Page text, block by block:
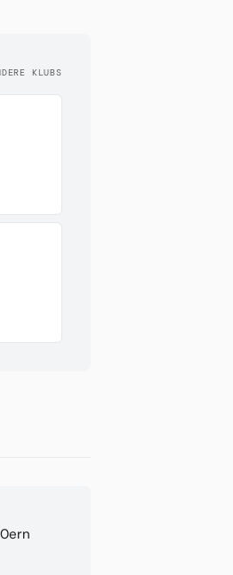
KLUBS